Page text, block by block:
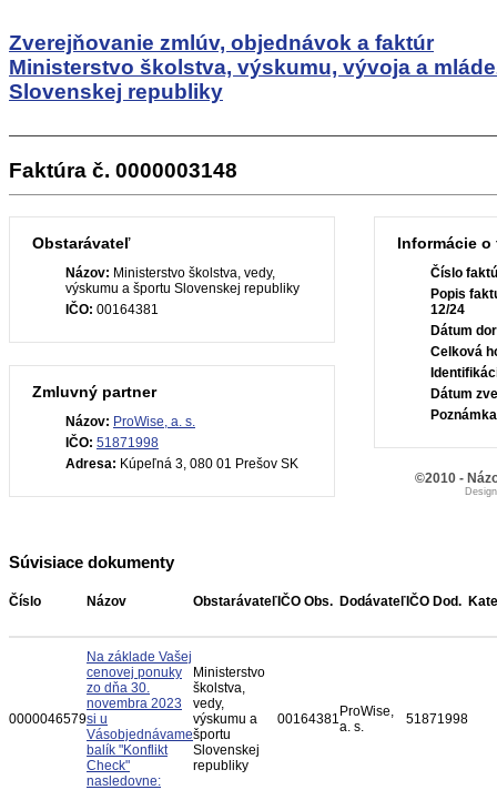
Zverejňovanie zmlúv, objednávok a faktúr
Ministerstvo školstva, výskumu, vývoja a
Slovenskej republiky
Faktúra č. 0000003148
Obstarávateľ
Názov: Ministerstvo školstva, vedy,
výskumu a športu Slovenskej republiky
IČO: 00164381
Zmluvný partner
Názov: ProWise, a. s.
IČO: 51871998
Adresa: Kúpeľná 3, 080 01 Prešov SK
Informácie o
Číslo
Popis
12/24
Dátum
Celková
Dátum
Súvisiace dokumenty
Číslo Názov Obstarávateľ IČO Obs. Dodávateľ IČO Dod.
0000046579
Na základe Vašej
cenovej ponuky
zo dňa 30.
novembra 2023
si u
Vásobjednávame
balík "Konflikt
Check"
nasledovne:
Ministerstvo
školstva,
vedy,
výskumu a
športu
Slovenskej
republiky
00164381 ProWise,
a. s.
51871998
©2010 -